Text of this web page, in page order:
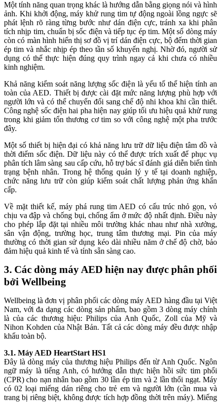
Một tính năng quan trọng khác là hướng dẫn bằng giọng nói và hình
ảnh. Khi khởi động, máy khử rung tim tự động ngoài lồng ngực sẽ
phát lệnh rõ ràng từng bước như dán điện cực, tránh xa khi phân
tích nhịp tim, chuẩn bị sốc điện và tiếp tục ép tim. Một số dòng máy
còn có màn hình hiển thị sơ đồ vị trí dán điện cực, bộ đếm thời gian
ép tim và nhắc nhịp ép theo tần số khuyến nghị. Nhờ đó, người sử
dụng có thể thực hiện đúng quy trình ngay cả khi chưa có nhiều
kinh nghiệm.
Khả năng kiểm soát năng lượng sốc điện là yếu tố thể hiện tính an
toàn của AED. Thiết bị được cài đặt mức năng lượng phù hợp với
người lớn và có thể chuyển đổi sang chế độ nhi khoa khi cần thiết.
Công nghệ sốc điện hai pha hiện nay giúp tối ưu hiệu quả khử rung
trong khi giảm tổn thương cơ tim so với công nghệ một pha trước
đây.
Một số thiết bị hiện đại có khả năng lưu trữ dữ liệu điện tâm đồ và
thời điểm sốc điện. Dữ liệu này có thể được trích xuất để phục vụ
phân tích lâm sàng sau cấp cứu, hỗ trợ bác sĩ đánh giá diễn biến tình
trạng bệnh nhân. Trong hệ thống quản lý y tế tại doanh nghiệp,
chức năng lưu trữ còn giúp kiểm soát chất lượng phản ứng khẩn
cấp.
Về mặt thiết kế, máy phá rung tim AED có cấu trúc nhỏ gọn, vỏ
chịu va đập và chống bụi, chống ẩm ở mức độ nhất định. Điều này
cho phép lắp đặt tại nhiều môi trường khác nhau như nhà xưởng,
sân vận động, trường học, trung tâm thương mại. Pin của máy
thường có thời gian sử dụng kéo dài nhiều năm ở chế độ chờ, bảo
đảm hiệu quả kinh tế và tính sẵn sàng cao.
3. Các dòng máy AED hiện nay được phân phối
bởi Wellbeing
Wellbeing là đơn vị phân phối các dòng máy AED hàng đầu tại Việt
Nam, với đa dạng các dòng sản phẩm, bao gồm 3 dòng máy chính
là của các thương hiệu: Philips của Anh Quốc, Zoll của Mỹ và
Nihon Kohden của Nhật Bản. Tất cả các dòng máy đều được nhập
khẩu toàn bộ.
3.1. Máy AED HeartStart HS1
Đây là dòng máy của thương hiệu Philips đến từ Anh Quốc. Ngôn
ngữ máy là tiếng Anh, có hướng dẫn thực hiện hồi sức tim phổi
(CPR) cho nạn nhân bao gồm 30 lần ép tim và 2 lần thổi ngạt. Máy
có 02 loại miếng dán riêng cho trẻ em và người lớn (cần mua và
trang bị riêng biệt, không được tích hợp đồng thời trên máy). Miếng